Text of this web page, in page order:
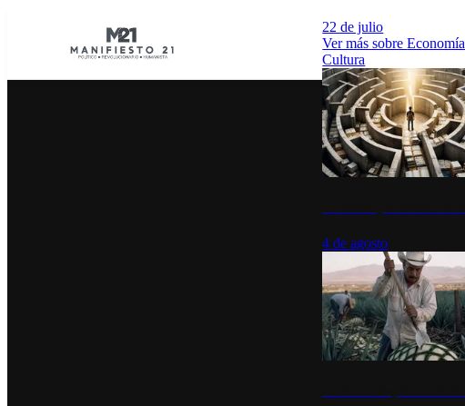
22 de julio
Ver más sobreEconomía
Cultura
4 de agosto